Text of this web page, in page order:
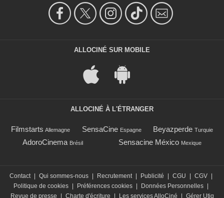
ALLOCINÉ SUR MOBILE
ALLOCINÉ À L'ÉTRANGER
Filmstarts Allemagne SensaCine Espagne Beyazperde Turquie
AdoroCinema Brésil Sensacine México Mexique
Contact | Qui sommes-nous | Recrutement | Publicité | CGU | CGV |
Politique de cookies | Préférences cookies | Données Personnelles |
Revue de presse
| Charte d'écriture | Les services AlloCiné | Gérer Utiq